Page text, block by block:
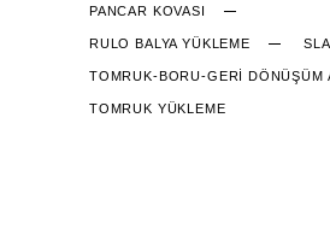
PANCAR KOVASI
RULO BALYA YÜKLEME
TOMRUK-BORU-GERİ DÖNÜŞÜM
TOMRUK YÜKLEME